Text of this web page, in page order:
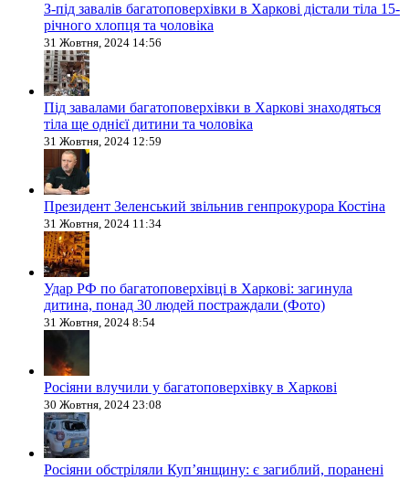
З-під завалів багатоповерхівки в Харкові дістали тіла 15-
річного хлопця та чоловіка
31 Жовтня, 2024 14:56
Під завалами багатоповерхівки в Харкові знаходяться
тіла ще однієї дитини та чоловіка
31 Жовтня, 2024 12:59
Президент Зеленський звільнив генпрокурора Костіна
31 Жовтня, 2024 11:34
Удар РФ по багатоповерхівці в Харкові: загинула
дитина, понад 30 людей постраждали (Фото)
31 Жовтня, 2024 8:54
Росіяни влучили у багатоповерхівку в Харкові
30 Жовтня, 2024 23:08
Росіяни обстріляли Купʼянщину: є загиблий, поранені